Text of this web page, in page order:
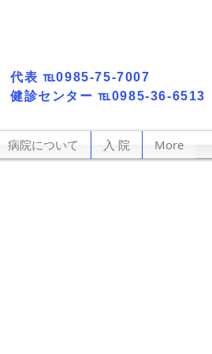
​健診センター℡0985-36-6513
代表​ ℡0985-75-7007
病院について 入 院 More